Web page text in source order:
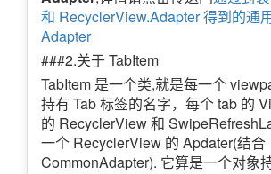
和 RecyclerView.Adapter 得到的通
Adapter
###2.关于 TabItem
TabItem 是一个类,就是每一个
持有 Tab 标签的名字，每个 tab 的
的 RecyclerView 和
一个 RecyclerView 的 Apdater(结合
CommonAdapter). 它算是一个对象